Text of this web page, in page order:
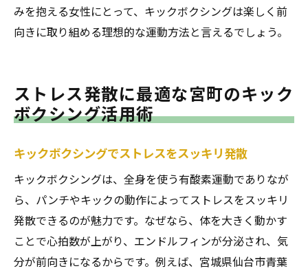
みを抱える女性にとって、キックボクシングは楽しく前
向きに取り組める理想的な運動方法と言えるでしょう。
ストレス発散に最適な宮町のキック
ボクシング活用術
キックボクシングでストレスをスッキリ発散
キックボクシングは、全身を使う有酸素運動でありなが
ら、パンチやキックの動作によってストレスをスッキリ
発散できるのが魅力です。なぜなら、体を大きく動かす
ことで心拍数が上がり、エンドルフィンが分泌され、気
分が前向きになるからです。例えば、宮城県仙台市青葉